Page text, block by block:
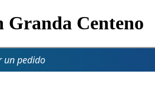
Granda Centeno